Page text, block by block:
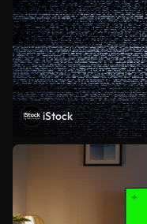
iStock